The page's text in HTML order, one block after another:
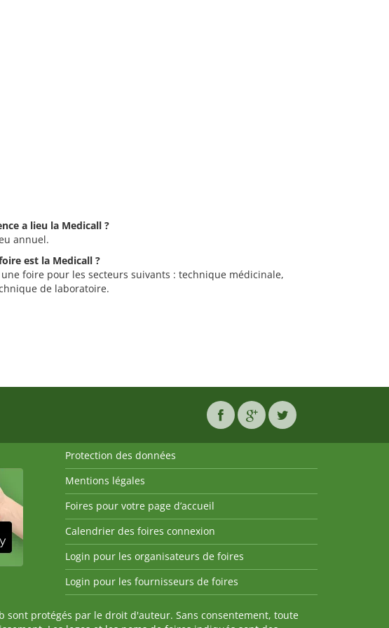
a lieu la Medicall ?
annuel.
est la Medicall ?
foire pour les secteurs suivants : technique médicinale,
de laboratoire.
Protection des données
Mentions légales
Foires pour votre page d’accueil
Calendrier des foires connexion
Login pour les organisateurs de foires
Login pour les fournisseurs de foires
sont protégés par le droit d'auteur. Sans consentement, toute